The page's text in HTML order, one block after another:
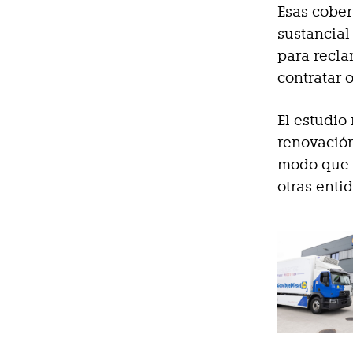
Esas
para
contratar
El estudio
modo que
otras